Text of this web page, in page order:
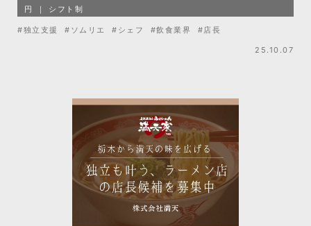
円 シフト制
#独立支援 #ソムリエ #シェフ #飲食業界 #店長
25.10.07